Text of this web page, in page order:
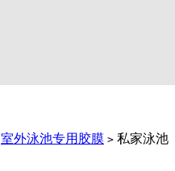
室外泳池专用胶膜 > 私家泳池